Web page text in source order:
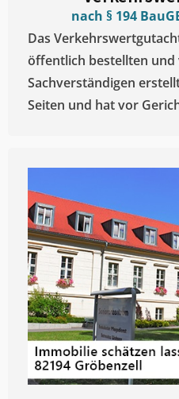
nach § 194
Das
öffentlich bestellten und
Sachverständigen
Seiten und hat vor